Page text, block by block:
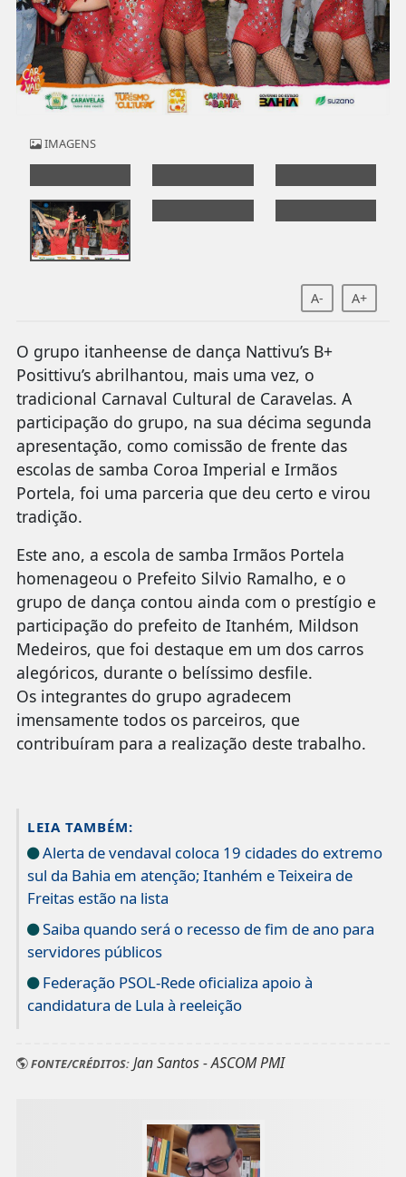
IMAGENS
A- A+
O grupo itanheense de dança Nattivu’s B+
Posittivu’s abrilhantou, mais uma vez, o
tradicional Carnaval Cultural de Caravelas. A
participação do grupo, na sua décima segunda
apresentação, como comissão de frente das
escolas de samba Coroa Imperial e Irmãos
Portela, foi uma parceria que deu certo e virou
tradição.
Este ano, a escola de samba Irmãos Portela
homenageou o Prefeito Silvio Ramalho, e o
grupo de dança contou ainda com o prestígio e
participação do prefeito de Itanhém, Mildson
Medeiros, que foi destaque em um dos carros
alegóricos, durante o belíssimo desfile.
Os integrantes do grupo agradecem
imensamente todos os parceiros, que
contribuíram para a realização deste trabalho.
LEIA TAMBÉM:
Alerta de vendaval coloca 19 cidades do extremo
sul da Bahia em atenção; Itanhém e Teixeira de
Freitas estão na lista
Saiba quando será o recesso de fim de ano para
servidores públicos
Federação PSOL-Rede oficializa apoio à
candidatura de Lula à reeleição
FONTE/CRÉDITOS:Jan Santos - ASCOM PMI